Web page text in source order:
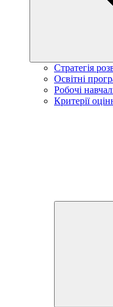
Стратегія
Освітні
Робочі
Критерії